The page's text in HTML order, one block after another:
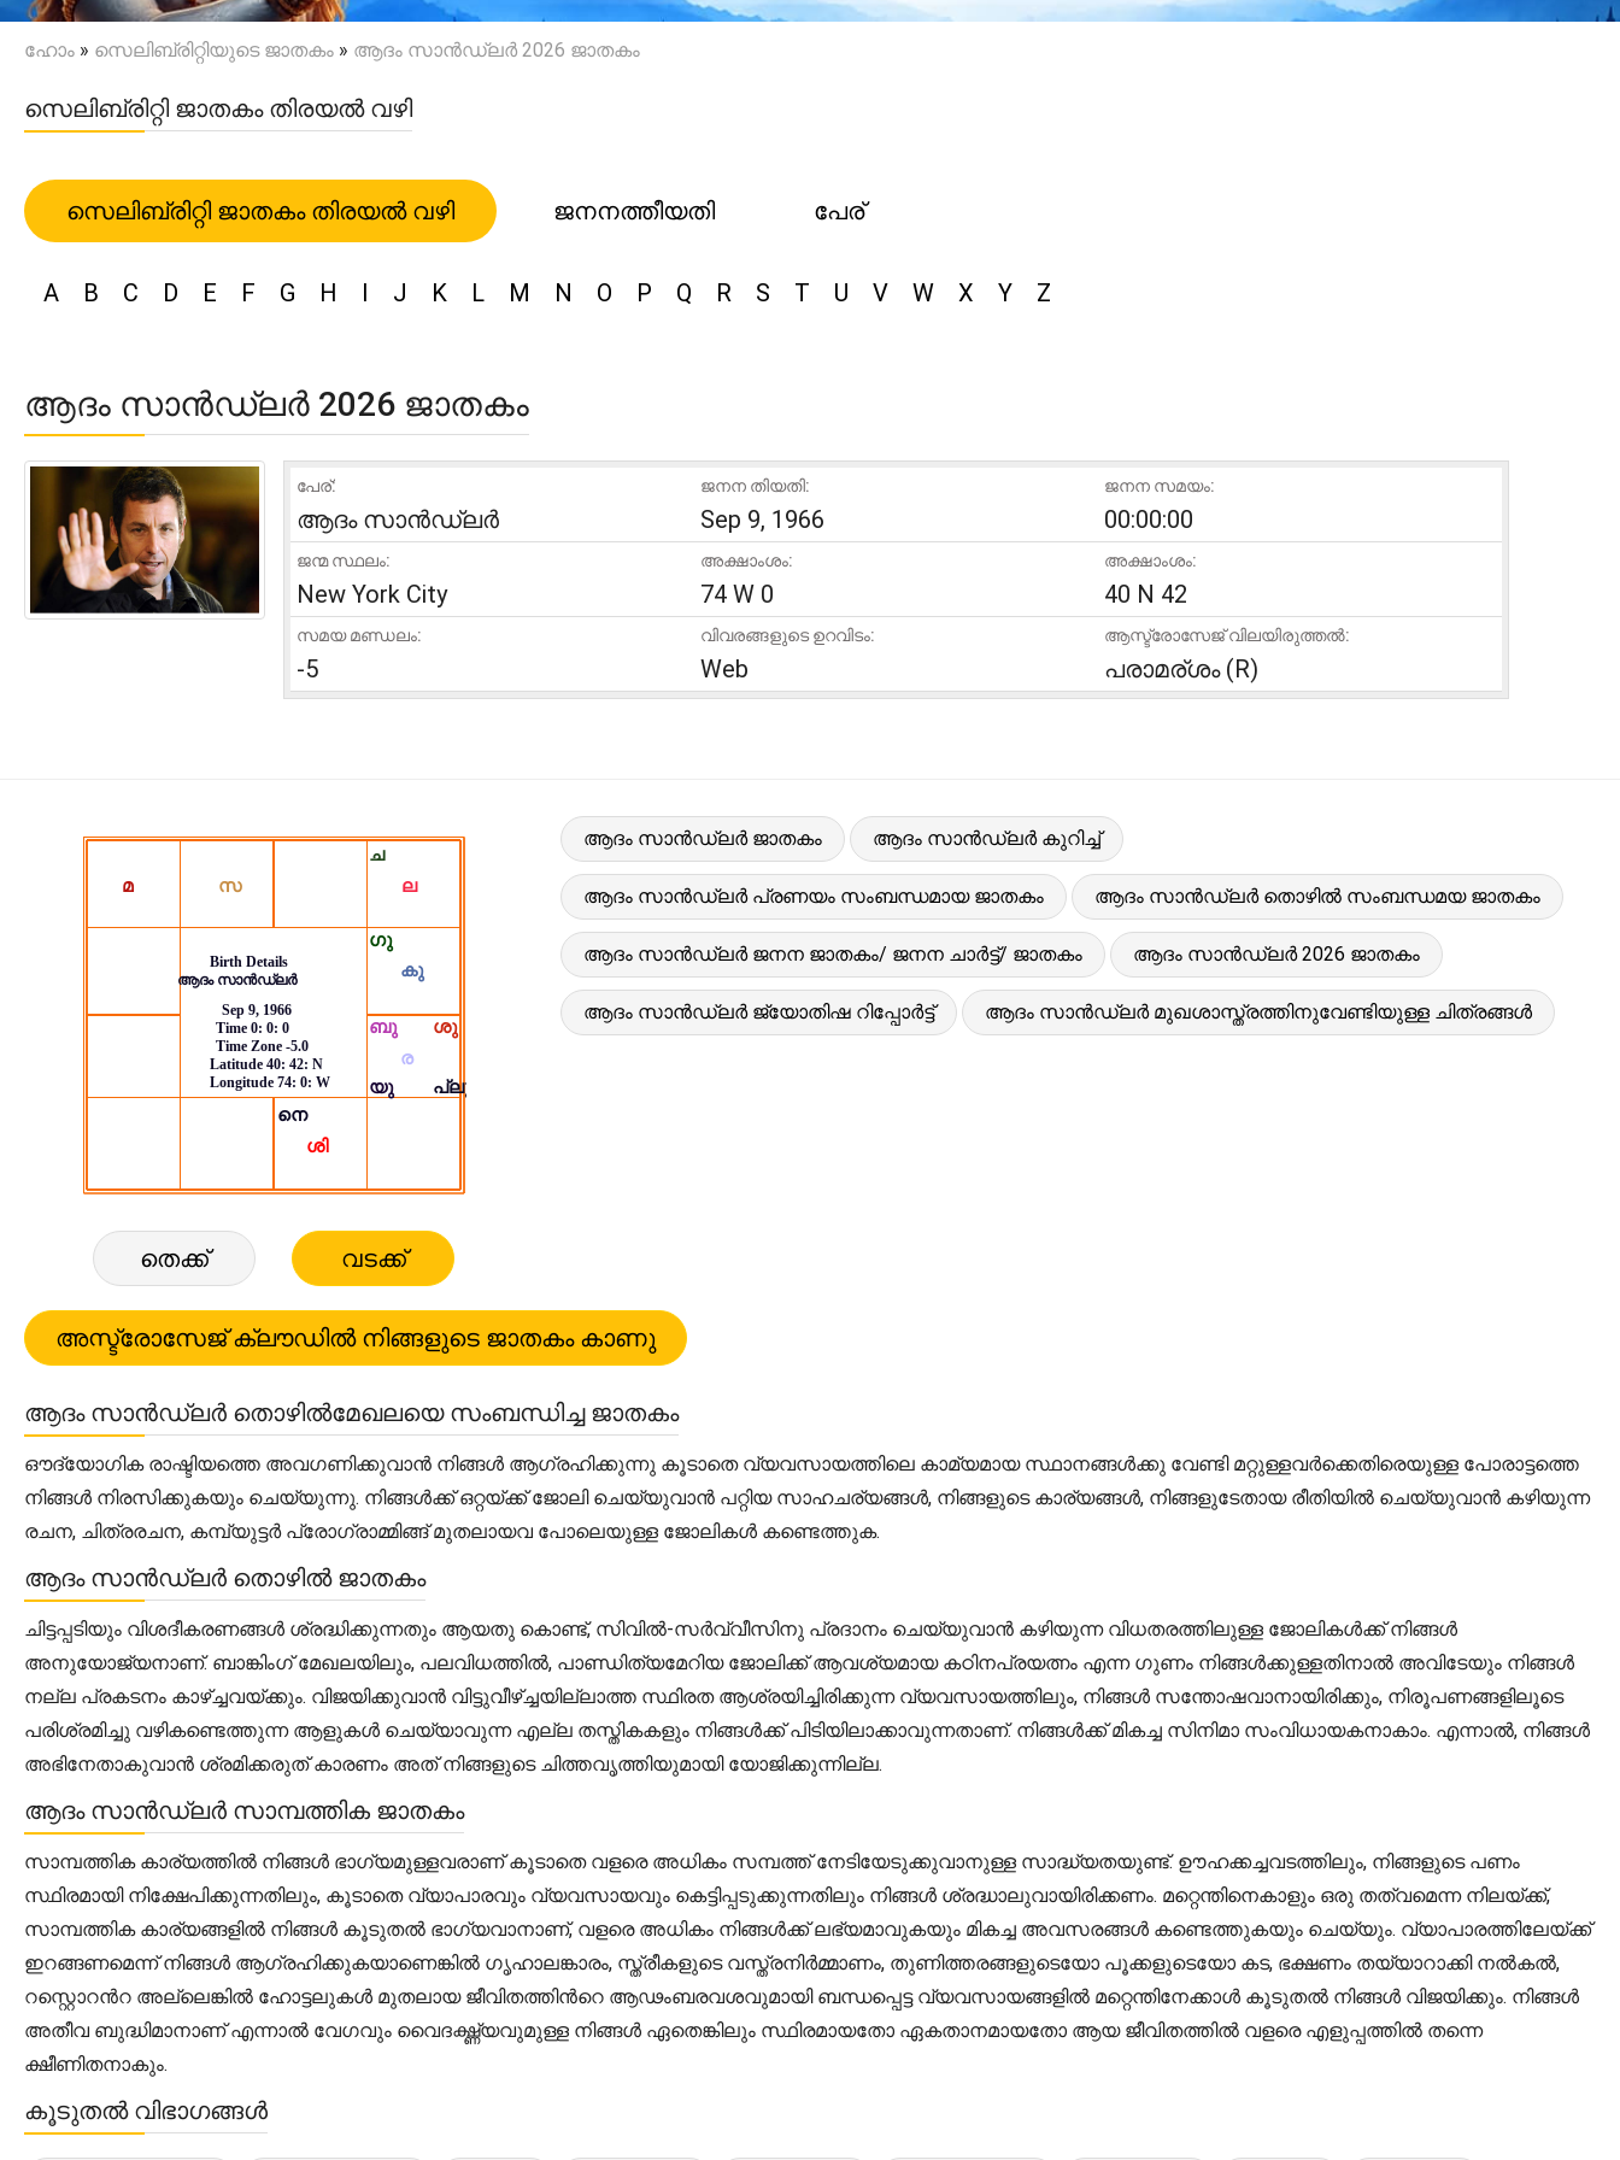
ഹോം » സെലിബ്രിറ്റിയുടെ ജാതകം » ആദം സാൻഡ്ലർ 2026 ജാതകം
സെലിബ്രിറ്റി ജാതകം തിരയൽ വഴി
സെലിബ്രിറ്റി ജാതകം തിരയൽ വഴി ജനനത്തീയതി പേര്
A B C D E F G H I J K L M N O P Q R S T U V W X Y Z
ആദം സാൻഡ്ലർ 2026 ജാതകം
പേര്:
ആദം സാൻഡ്ലർ
ജനന തിയതി:
Sep 9, 1966
ജനന സമയം:
00:00:00
ജന്മ സ്ഥലം:
New York City
അക്ഷാംശം:
74 W 0
അക്ഷാംശം:
40 N 42
സമയ മണ്ഡലം:
-5
വിവരങ്ങളുടെ ഉറവിടം:
Web
ആസ്ട്രോസേജ് വിലയിരുത്തൽ:
പരാമര്ശം (R)
തെക്ക് വടക്ക്
ആദം സാൻഡ്ലർ ജാതകം ആദം സാൻഡ്ലർ കുറിച്ച്
ആദം സാൻഡ്ലർ പ്രണയം സംബന്ധമായ ജാതകം ആദം സാൻഡ്ലർ തൊഴിൽ സംബന്ധമയ ജാതകം
ആദം സാൻഡ്ലർ ജനന ജാതകം/ ജനന ചാർട്ട്/ ജാതകം ആദം സാൻഡ്ലർ 2026 ജാതകം
ആദം സാൻഡ്ലർ ജ്യോതിഷ റിപ്പോർട്ട് ആദം സാൻഡ്ലർ മുഖശാസ്ത്രത്തിനുവേണ്ടിയുള്ള ചിത്രങ്ങൾ
ആദം സാൻഡ്ലർ തൊഴിൽമേഖലയെ സംബന്ധിച്ച ജാതകം
ഔദ്യോഗിക രാഷ്ടിയത്തെ അവഗണിക്കുവാൻ നിങ്ങൾ ആഗ്രഹിക്കുന്നു കൂടാതെ വ്യവസായത്തിലെ കാമ്യമായ സ്ഥാനങ്ങൾക്കു വേണ്ടി മറ്റുള്ളവർക്കെതിരെയുള്ള പോരാട്ടത്തെ
നിങ്ങൾ നിരസിക്കുകയും ചെയ്യുന്നു. നിങ്ങൾക്ക് ഒറ്റയ്ക്ക് ജോലി ചെയ്യുവാൻ പറ്റിയ സാഹചര്യങ്ങൾ, നിങ്ങളുടെ കാര്യങ്ങൾ, നിങ്ങളുടേതായ രീതിയിൽ ചെയ്യുവാൻ കഴിയുന്ന
രചന, ചിത്രരചന, കമ്പ്യുട്ടർ പ്രോഗ്രാമ്മിങ്ങ് മുതലായവ പോലെയുള്ള ജോലികൾ കണ്ടെത്തുക.
ആദം സാൻഡ്ലർ തൊഴിൽ ജാതകം
ചിട്ടപ്പടിയും വിശദീകരണങ്ങൾ ശ്രദ്ധിക്കുന്നതും ആയതു കൊണ്ട്, സിവിൽ-സർവ്വീസിനു പ്രദാനം ചെയ്യുവാൻ കഴിയുന്ന വിധതരത്തിലുള്ള ജോലികൾക്ക് നിങ്ങൾ
അനുയോജ്യനാണ്. ബാങ്കിംഗ് മേഖലയിലും, പലവിധത്തിൽ, പാണ്ഡിത്യമേറിയ ജോലിക്ക് ആവശ്യമായ കഠിനപ്രയത്നം എന്ന ഗുണം നിങ്ങൾക്കുള്ളതിനാൽ അവിടേയും നിങ്ങൾ
നല്ല പ്രകടനം കാഴ്ച്ചവയ്ക്കും. വിജയിക്കുവാൻ വിട്ടുവീഴ്ച്ചയില്ലാത്ത സ്ഥിരത ആശ്രയിച്ചിരിക്കുന്ന വ്യവസായത്തിലും, നിങ്ങൾ സന്തോഷവാനായിരിക്കും, നിരൂപണങ്ങളിലൂടെ
പരിശ്രമിച്ചു വഴികണ്ടെത്തുന്ന ആളുകൾ ചെയ്യാവുന്ന എല്ല തസ്തികകളും നിങ്ങൾക്ക് പിടിയിലാക്കാവുന്നതാണ്. നിങ്ങൾക്ക് മികച്ച സിനിമാ സംവിധായകനാകാം. എന്നാൽ, നിങ്ങൾ
അഭിനേതാകുവാൻ ശ്രമിക്കരുത് കാരണം അത് നിങ്ങളുടെ ചിത്തവൃത്തിയുമായി യോജിക്കുന്നില്ല.
ആദം സാൻഡ്ലർ സാമ്പത്തിക ജാതകം
സാമ്പത്തിക കാര്യത്തിൽ നിങ്ങൾ ഭാഗ്യമുള്ളവരാണ് കൂടാതെ വളരെ അധികം സമ്പത്ത് നേടിയേടുക്കുവാനുള്ള സാദ്ധ്യതയുണ്ട്. ഊഹക്കച്ചവടത്തിലും, നിങ്ങളുടെ പണം
സ്ഥിരമായി നിക്ഷേപിക്കുന്നതിലും, കൂടാതെ വ്യാപാരവും വ്യവസായവും കെട്ടിപ്പടുക്കുന്നതിലും നിങ്ങൾ ശ്രദ്ധാലുവായിരിക്കണം. മറ്റെന്തിനെകാളും ഒരു തത്വമെന്ന നിലയ്ക്ക്,
സാമ്പത്തിക കാര്യങ്ങളിൽ നിങ്ങൾ കൂടുതൽ ഭാഗ്യവാനാണ്, വളരെ അധികം നിങ്ങൾക്ക് ലഭ്യമാവുകയും മികച്ച അവസരങ്ങൾ കണ്ടെത്തുകയും ചെയ്യും. വ്യാപാരത്തിലേയ്ക്ക്
ഇറങ്ങണമെന്ന് നിങ്ങൾ ആഗ്രഹിക്കുകയാണെങ്കിൽ ഗൃഹാലങ്കാരം, സ്ത്രീകളുടെ വസ്ത്രനിർമ്മാണം, തുണിത്തരങ്ങളുടെയോ പൂക്കളുടെയോ കട, ഭക്ഷണം തയ്യാറാക്കി നൽകൽ,
റസ്റ്റൊറന്‍റ അല്ലെങ്കിൽ ഹോട്ടലുകൾ മുതലായ ജീവിതത്തിന്‍റെ ആഢംബരവശവുമായി ബന്ധപ്പെട്ട വ്യവസായങ്ങളിൽ മറ്റെന്തിനേക്കാൾ കൂടുതൽ നിങ്ങൾ വിജയിക്കും. നിങ്ങൾ
അതീവ ബുദ്ധിമാനാണ് എന്നാൽ വേഗവും വൈദഗ്ദ്ധ്യവുമുള്ള നിങ്ങൾ ഏതെങ്കിലും സ്ഥിരമായതോ ഏകതാനമായതോ ആയ ജീവിതത്തിൽ വളരെ എളുപ്പത്തിൽ തന്നെ
ക്ഷീണിതനാകും.
കൂടുതൽ വിഭാഗങ്ങൾ